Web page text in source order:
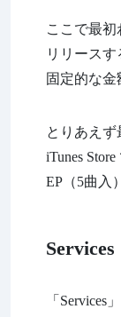
ここで最初
リリース
固定的な金
とりあえず
iTunes
EP（5曲入
Services
「Services